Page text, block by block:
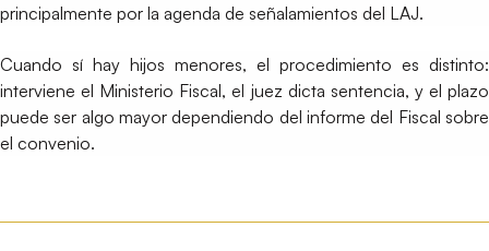
principalmente por la agenda de señalamientos del LAJ.
Cuando sí hay hijos menores, el procedimiento es distinto:
interviene el Ministerio Fiscal, el juez dicta sentencia, y el plazo
puede ser algo mayor dependiendo del informe del Fiscal sobre
el convenio.